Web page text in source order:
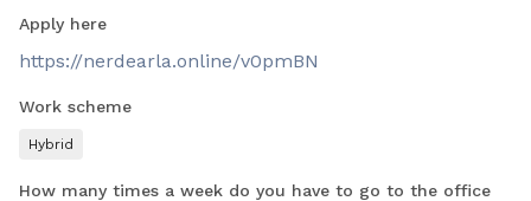
Buscamos un/a Data Scientist Senior para marcar la
desafíos emocionantes. Aplica principios estratégicos a
de datos, realiza análisis exploratorio y desarrolla modelos
Apply here
https://nerdearla.online/v0pmBN
Work scheme
Hybrid
How many times a week do you have to go to the office